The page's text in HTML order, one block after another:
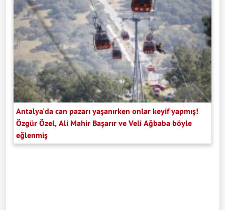
Antalya'da can pazarı yaşanırken onlar keyif yapmış!
Özgür Özel, Ali Mahir Başarır ve Veli Ağbaba böyle
eğlenmiş